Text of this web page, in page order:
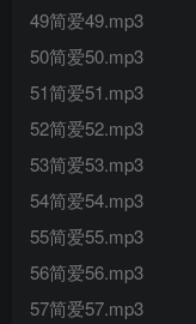
49简爱49.mp3
50简爱50.mp3
51简爱51.mp3
52简爱52.mp3
53简爱53.mp3
54简爱54.mp3
55简爱55.mp3
56简爱56.mp3
57简爱57.mp3